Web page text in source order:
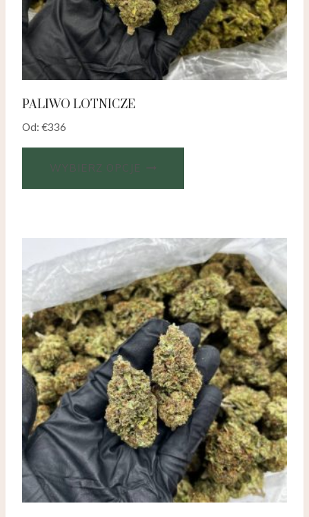
PALIWO LOTNICZE
Od: €336
WYBIERZ OPCJE